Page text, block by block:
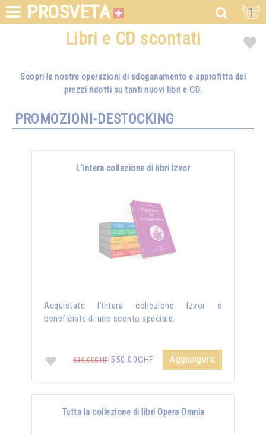
PROSVETA 1
Libri e CD scontati
Scopri le nostre operazioni di sdoganamento e approfitta dei
prezzi ridotti su tanti nuovi libri e CD.
PROMOZIONI-DESTOCKING
L'intera collezione di libri Izvor
Acquistate l'intera collezione Izvor e
beneficiate di uno sconto speciale.
616.00CHF550.00CHF Aggiungere
Tutta la collezione di libri Opera Omnia